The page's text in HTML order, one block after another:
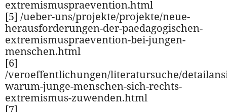
extremismuspraevention.html
[5] /ueber-uns/projekte/projekte/neue-
herausforderungen-der-paedagogischen-
extremismuspraevention-bei-jungen-
menschen.html
[6]
/veroeffentlichungen/literatursuche/
warum-junge-menschen-sich-rechts-
extremismus-zuwenden.html
[7]